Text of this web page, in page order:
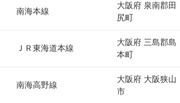
南海本線
大阪府 泉南郡田
尻町
ＪＲ東海道本線
大阪府 三島郡島
本町
南海高野線
大阪府 大阪狭山
市